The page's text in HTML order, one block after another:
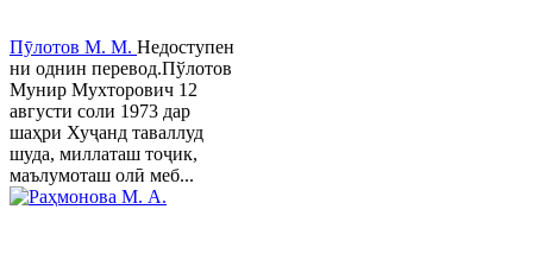
Пӯлотов М. М. Недоступен
ни однин перевод.Пўлотов
Мунир Мухторович 12
августи соли 1973 дар
шаҳри Хуҷанд таваллуд
шуда, миллаташ тоҷик,
маълумоташ олӣ меб...